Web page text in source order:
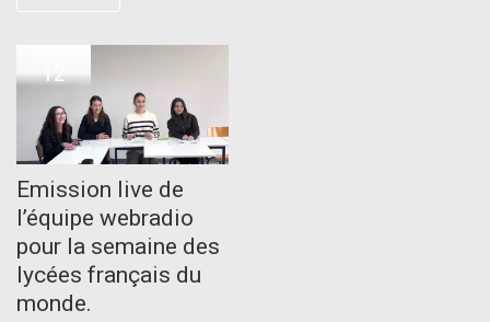
12
Emission live de
l’équipe webradio
pour la semaine des
lycées français du
monde.